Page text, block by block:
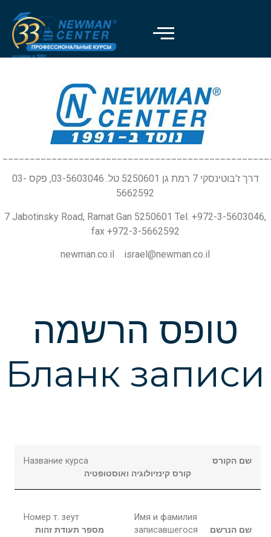
דרך ז'בוטינסקי 7 רמת גן 5250601 טל. 03-5603046, פקס 03-
5662592
7 Jabotinsky Road, Ramat Gan 5250601 Tel. +972-3-5603046,
fax +972-3-5662592
newman.co.il israel@newman.co.il
טופס הרשמה
Бланк записи
Название курса
שם הקורס
קורס קינזיולוגיה ואוסטופטיה
Номер т. зеут
מספר תעודת זהות
Имя и фамилия
записавшегося
שם הנרשם